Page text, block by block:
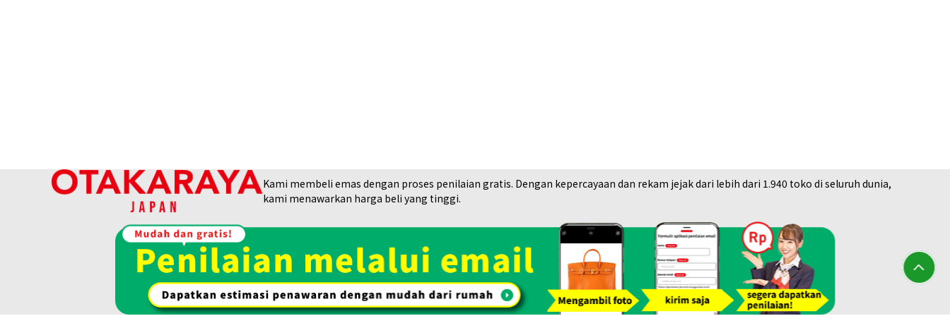
18K gold (K18) Kihei bracelet
95,8g
Referensi Harga Buyback
Rp 213.809.122
50,2g
Rp 137.806.452
Kami membeli emas dengan proses penilaian gratis. Dengan kepercayaan dan rekam jejak dari lebih dari 1.940 toko di seluruh dunia,
kami menawarkan harga beli yang tinggi.
Toko Spesialisasi
Pembelian. OTAKARAYA TOP
Lihat Daftar Barang yang
Kami Beli